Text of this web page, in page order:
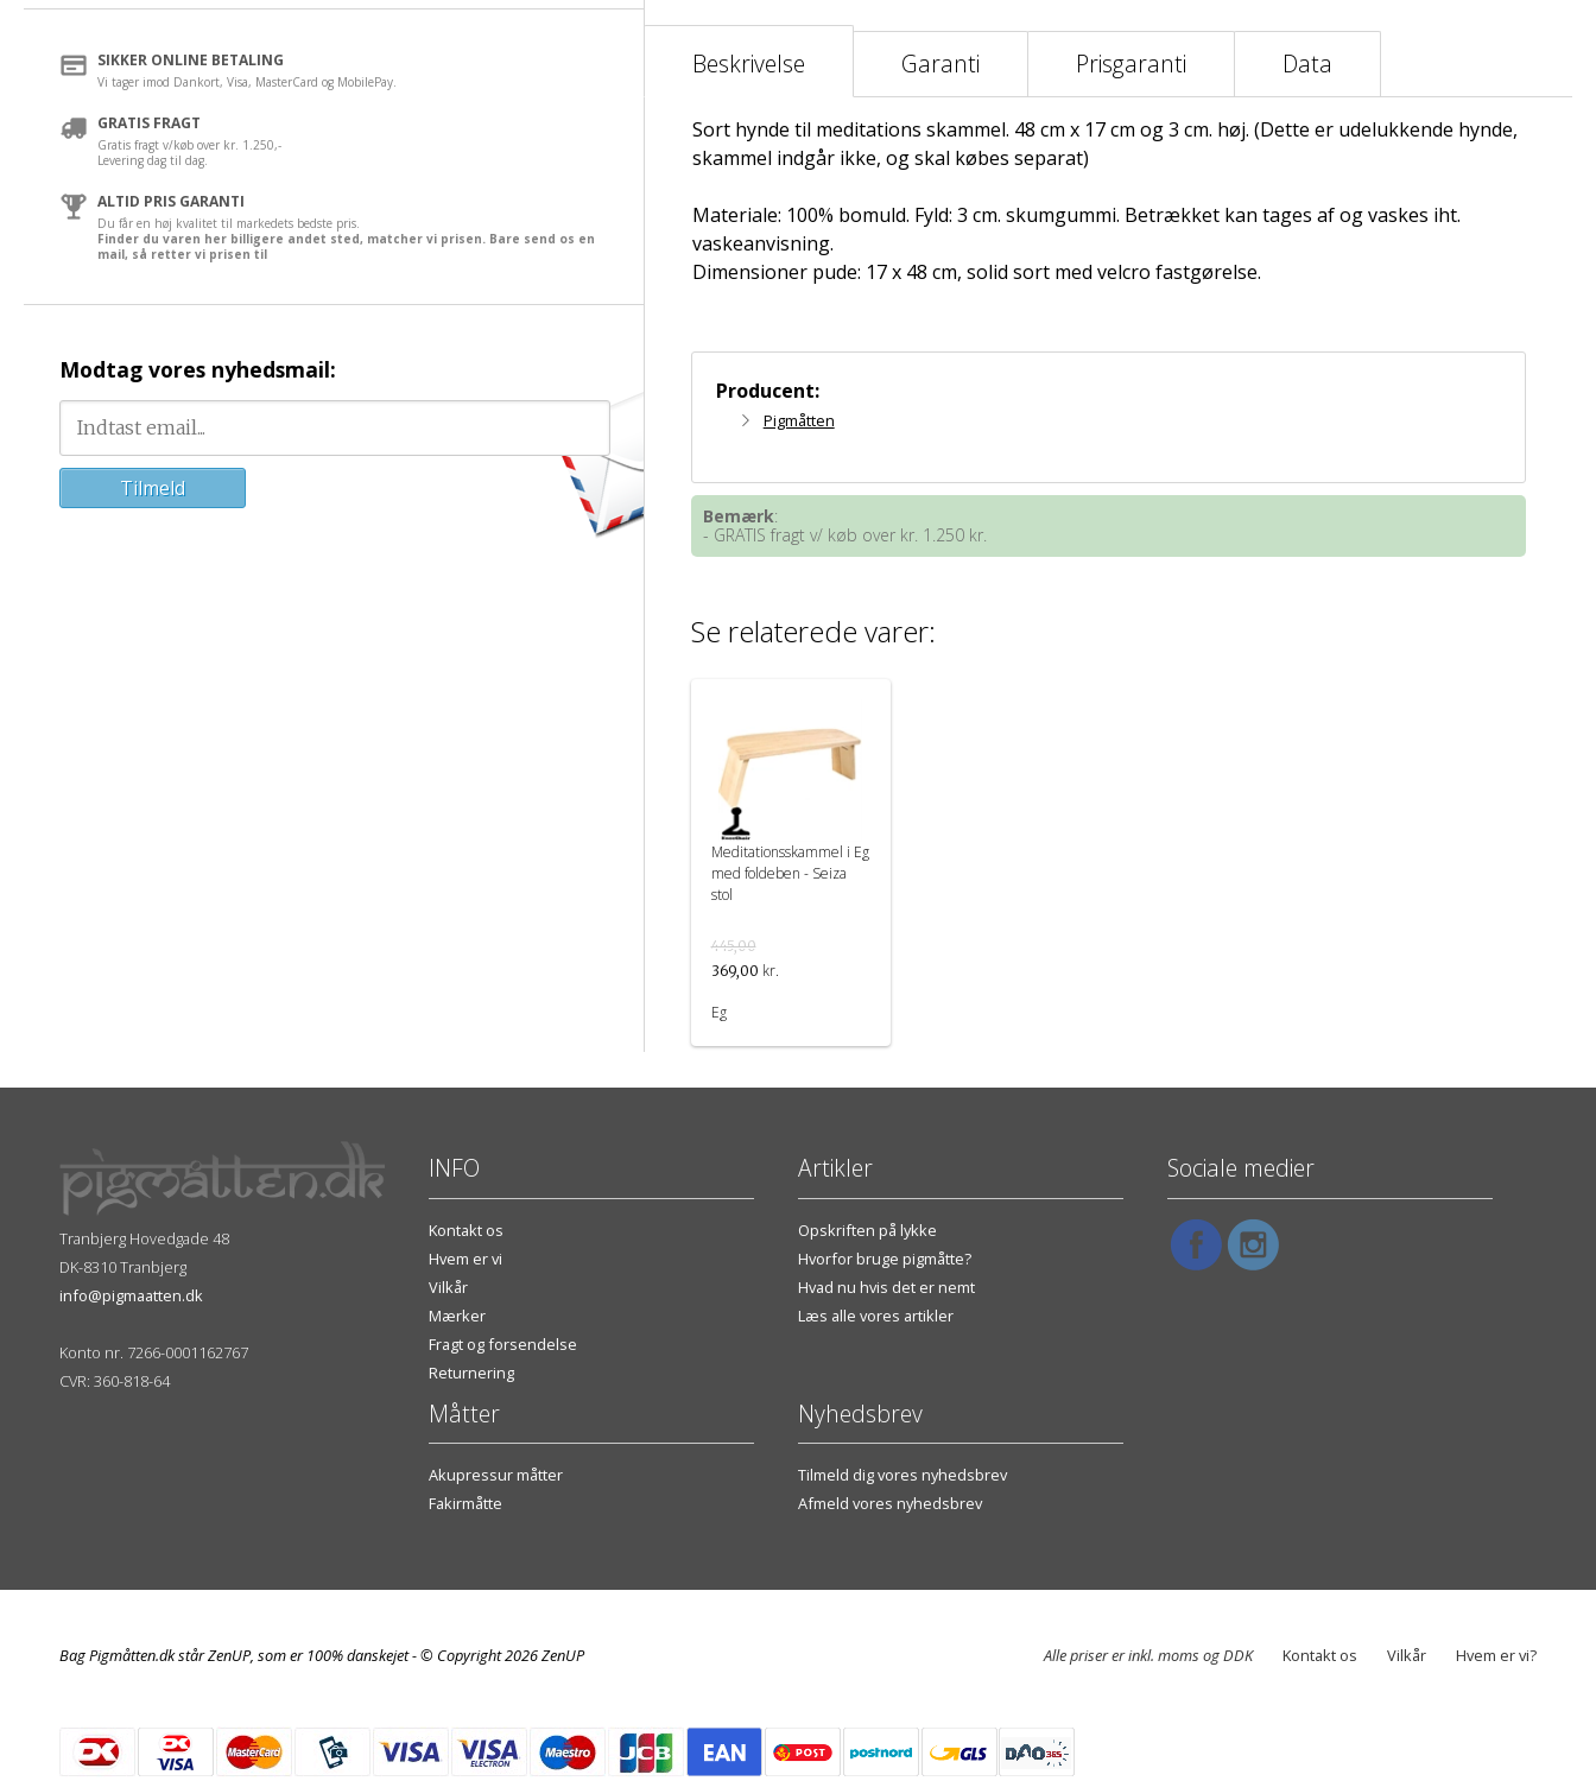
Beskrivelse Garanti Prisgaranti Data
Sort hynde til meditations skammel. 48 cm x 17 cm og 3 cm. høj. (Dette er udelukkende hynde,
skammel indgår ikke, og skal købes separat)
Materiale: 100% bomuld. Fyld: 3 cm. skumgummi. Betrækket kan tages af og vaskes iht.
vaskeanvisning.
Dimensioner pude: 17 x 48 cm, solid sort med velcro fastgørelse.
Producent:
Pigmåtten
Bemærk:
- GRATIS fragt v/ køb over kr. 1.250 kr.
Se relaterede varer:
Meditationsskammel i Eg
med foldeben - Seiza
stol
445,00
369,00 kr.
Eg
SIKKER ONLINE BETALING
Vi tager imod Dankort, Visa, MasterCard og MobilePay.
GRATIS FRAGT
Gratis fragt v/køb over kr. 1.250,-
Levering dag til dag.
ALTID PRIS GARANTI
Du får en høj kvalitet til markedets bedste pris.
Finder du varen her billigere andet sted, matcher vi prisen. Bare send os en
mail, så retter vi prisen til
Modtag vores nyhedsmail:
Tranbjerg Hovedgade 48
DK-8310 Tranbjerg
info@pigmaatten.dk
Konto nr. 7266-0001162767
CVR: 360-818-64
INFO
Kontakt os
Hvem er vi
Vilkår
Mærker
Fragt og forsendelse
Returnering
Måtter
Akupressur måtter
Fakirmåtte
Artikler
Opskriften på lykke
Hvorfor bruge pigmåtte?
Hvad nu hvis det er nemt
Læs alle vores artikler
Nyhedsbrev
Tilmeld dig vores nyhedsbrev
Afmeld vores nyhedsbrev
Sociale medier
Hvem er vi?
Vilkår
Kontakt os
Alle priser er inkl. moms og DDK
Bag Pigmåtten.dk står ZenUP, som er 100% danskejet - © Copyright 2026 ZenUP